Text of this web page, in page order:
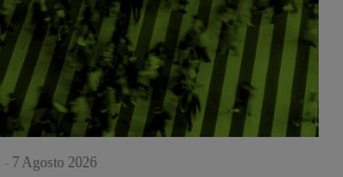
7 Agosto 2026